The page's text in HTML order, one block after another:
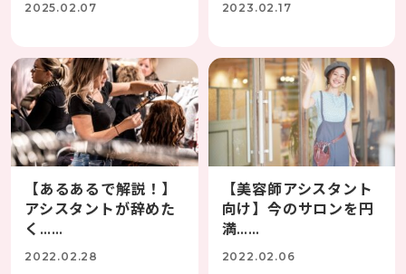
2025.02.07 2023.02.17
【あるあるで解説！】
アシスタントが辞めた
く……
2022.02.28
【美容師アシスタント
向け】今のサロンを円
満……
2022.02.06